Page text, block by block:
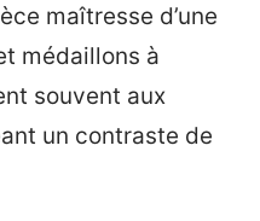
maîtresse d’une
médaillons à
souvent aux
un contraste de